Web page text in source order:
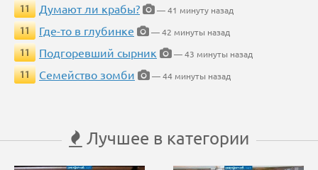
11
Думают ли крабы?
— 41 минуту назад
11
Где-то в глубинке
— 42 минуты назад
11
Подгоревший сырник
— 43 минуты назад
11
Семейство зомби — 44 минуты назад
Лучшее в категории